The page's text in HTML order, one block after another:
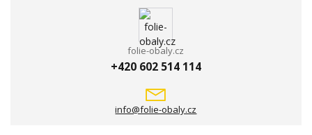
folie-obaly.cz
+420 602 514 114
info@folie-obaly.cz